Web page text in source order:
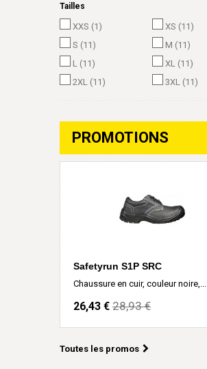
Tailles
XXS (1) XS (11)
S (11) M (11)
L (11) XL (11)
2XL (11) 3XL (11)
PROMOTIONS
Safetyrun S1P SRC
Chaussure en cuir, couleur noire,...
26,43 € 28,93 €
Toutes les promos